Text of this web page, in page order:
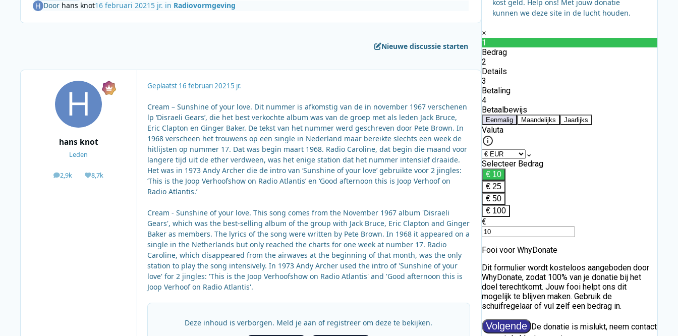
Door hans knot16 februari 2021 5 jr. in Radiovormgeving
Nieuwe discussie starten
hans knot
Leden
2,9k
berichten8,7k
Waardering
Geplaatst 16 februari 20215 jr.
Cream – Sunshine of your love. Dit nummer is afkomstig van de in november 1967 verschenen
lp ‘Disraeli Gears’, die het best verkochte album was van de groep met als leden Jack Bruce,
Eric Clapton en Ginger Baker. De tekst van het nummer werd geschreven door Pete Brown. In
1968 verscheen het trouwens op een single in Nederland maar bereikte slechts een week de
hitlijsten op nummer 17. Dat was begin maart 1968. Radio Caroline, dat begin die maand voor
langere tijd uit de ether verdween, was het enige station dat het nummer intensief draaide.
Het was in 1973 Andy Archer die de intro van ‘Sunshine of your love’ gebruikte voor 2 jingles:
‘This is the Joop Verhoofshow on Radio Atlantis’ en ‘Good afternoon this is Joop Verhoof on
Radio Atlantis.’
Cream - Sunshine of your love. This song comes from the November 1967 album 'Disraeli
Gears', which was the best-selling album of the group with Jack Bruce, Eric Clapton and Ginger
Baker as members. The lyrics of the song were written by Pete Brown. In 1968 it appeared on a
single in the Netherlands but only reached the charts for one week at number 17. Radio
Caroline, which disappeared from the airwaves at the beginning of that month, was the only
station to play the song intensively. In 1973 Andy Archer used the intro of 'Sunshine of your
love' for 2 jingles: 'This is the Joop Verhoofshow on Radio Atlantis' and 'Good afternoon this is
Joop Verhoof on Radio Atlantis'.
Deze inhoud is verborgen. Meld je aan of registreer om deze te bekijken.
kost geld. Help ons! Met jouw donatie
kunnen we deze site in de lucht houden.